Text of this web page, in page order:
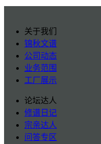
关于我们
锦秋文谱
公司动态
业务范围
工厂展示
论坛达人
修谱日记
宗亲达人
问答专区